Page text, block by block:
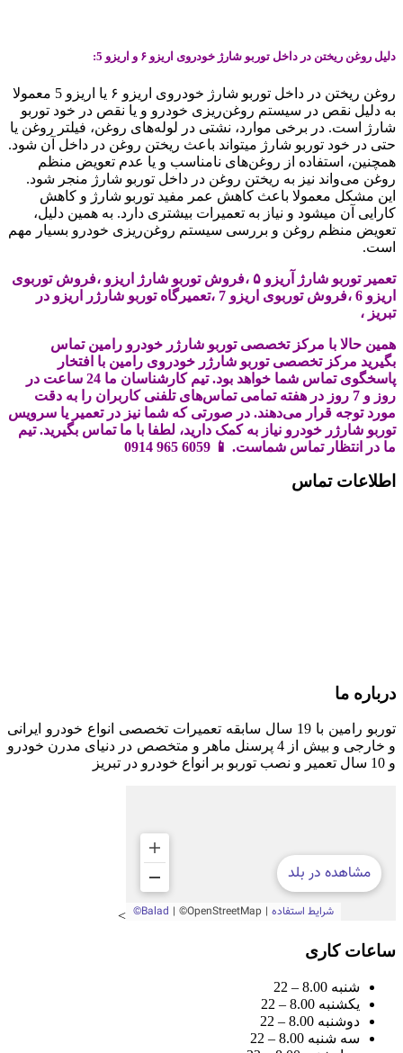
دلیل روغن ریختن در داخل توربو شارژ خودروی اریزو ۶ و اریزو 5:
روغن ریختن در داخل توربو شارژ خودروی اریزو ۶ یا اریزو 5 معمولا
به دلیل نقص در سیستم روغن‌ریزی خودرو و یا نقص در خود توربو
شارژ است. در برخی موارد، نشتی در لوله‌های روغن، فیلتر روغن یا
حتی در خود توربو شارژ میتواند باعث ریختن روغن در داخل آن شود.
همچنین، استفاده از روغن‌های نامناسب و یا عدم تعویض منظم
روغن می‌واند نیز به ریختن روغن در داخل توربو شارژ منجر شود.
این مشکل معمولا باعث کاهش عمر مفید توربو شارژ و کاهش
کارایی آن میشود و نیاز به تعمیرات بیشتری دارد. به همین دلیل،
تعویض منظم روغن و بررسی سیستم روغن‌ریزی خودرو بسیار مهم
است.
تعمیر توربو شارژ آریزو ۵ ،فروش توربو شارژ اریزو ،فروش توربوی
اریزو 6 ،فروش توربوی اریزو 7 ،تعمیرگاه توربو شارژر اریزو در
تبریز ،
همین حالا با مرکز تخصصی توربو شارژر خودرو رامین تماس
بگیرید مرکز تخصصی توربو شارژر خودروی رامین با افتخار
پاسخگوی تماس شما خواهد بود. تیم کارشناسان ما 24 ساعت در
روز و 7 روز در هفته تمامی تماس‌های تلفنی کاربران را به دقت
مورد توجه قرار می‌دهند. در صورتی که شما نیز در تعمیر یا سرویس
توربو شارژر خودرو نیاز به کمک دارید، لطفا با ما تماس بگیرید. تیم
ما در انتظار تماس شماست. 📱 6059 965 0914
اطلاعات تماس
درباره ما
توربو رامین با 19 سال سابقه تعمیرات تخصصی انواع خودرو ایرانی
و خارجی و بیش از 4 پرسنل ماهر و متخصص در دنیای مدرن خودرو
و 10 سال تعمیر و نصب توربو بر انواع خودرو در تبریز
>
ساعات کاری
شنبه 8.00 – 22
یکشنبه 8.00 – 22
دوشنبه 8.00 – 22
سه شنبه 8.00 – 22